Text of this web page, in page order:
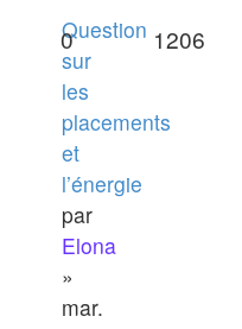
Question
sur
les
placements
et
l’énergie
par
Elona
»
mar.
0 1206